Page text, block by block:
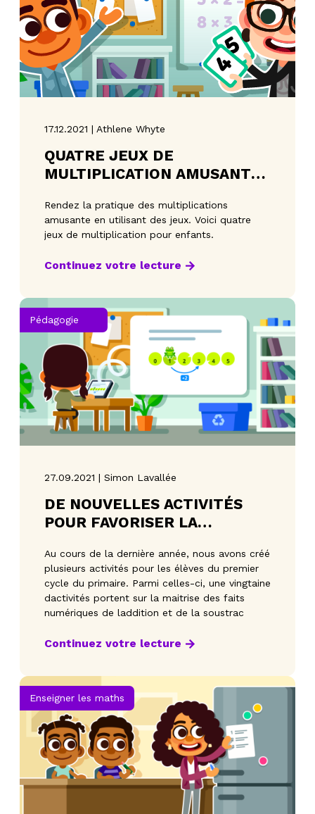
17.12.2021 | Athlene Whyte
QUATRE JEUX DE
MULTIPLICATION AMUSANTS
Rendez la pratique des multiplications
amusante en utilisant des jeux. Voici quatre
jeux de multiplication pour enfants.
Continuez votre lecture
Pédagogie
27.09.2021 | Simon Lavallée
DE NOUVELLES ACTIVITÉS
POUR FAVORISER LA
NUMÉRIQUES
Au cours de la dernière année, nous avons créé
plusieurs activités pour les élèves du premier
cycle du primaire. Parmi celles-ci, une vingtaine
dactivités portent sur la maitrise des faits
numériques de laddition et de la soustrac
Continuez votre lecture
Enseigner les maths